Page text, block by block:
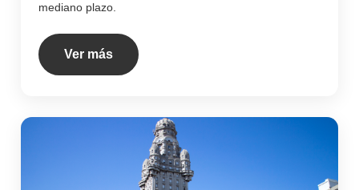
mediano plazo.
Ver más